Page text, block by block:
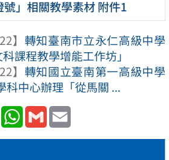
號」相關教學素材 附件1
】 轉知臺南市立永仁高級中學
課程教學增能工作坊」
】 轉知國立臺南第一高級中學
科中心辦理「從馬關 ...
WeChatWhatsApp
Gmail